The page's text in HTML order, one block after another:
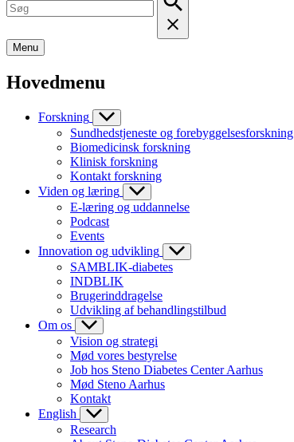
Menu
Hovedmenu
Forskning
Sundhedstjeneste og forebyggelsesforskning
Biomedicinsk forskning
Klinisk forskning
Kontakt forskning
Viden og læring
E-læring og uddannelse
Podcast
Events
Innovation og udvikling
SAMBLIK-diabetes
INDBLIK
Brugerinddragelse
Udvikling af behandlingstilbud
Om os
Vision og strategi
Mød vores bestyrelse
Job hos Steno Diabetes Center Aarhus
Mød Steno Aarhus
Kontakt
English
Research